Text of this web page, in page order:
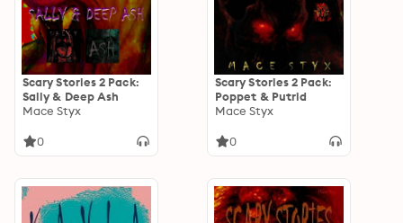
Scary Stories 2 Pack:
Sally & Deep Ash
Mace Styx
0
Scary Stories 2 Pack:
Poppet & Putrid
Mace Styx
0